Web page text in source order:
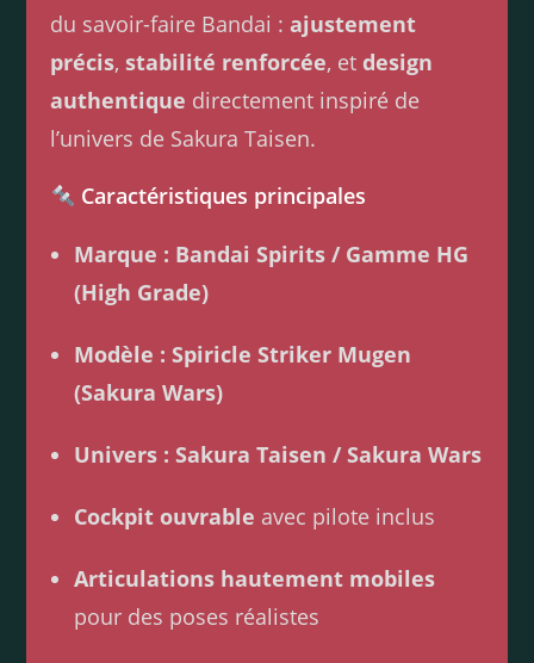
du savoir-faire Bandai :ajustement
précis,stabilité renforcée, etdesign
authentique directement inspiré de
l’univers de Sakura Taisen.
Caractéristiques principales
Marque : Bandai Spirits / Gamme HG
(High Grade)
Modèle : Spiricle Striker Mugen
(Sakura Wars)
Univers : Sakura Taisen / Sakura Wars
Cockpit ouvrable avec pilote inclus
Articulations hautement mobiles
pour des poses réalistes